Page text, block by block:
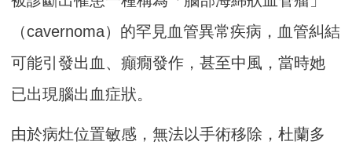
（cavernoma）的罕見血管異常疾病，血管糾結
可能引發出血、癲癇發作，甚至中風，當時她
已出現腦出血症狀。
由於病灶位置敏感，無法以手術移除，杜蘭多